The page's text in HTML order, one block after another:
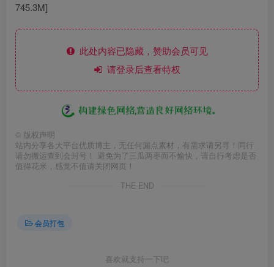
745.3M]
此处内容已隐藏，赞助会员可见
请登录后查看特权
© 版权声明
站内分享各大平台优质博主，无任何漏点素材，有需求请另寻！同行
请勿搬运查到会封号！ 避免为了三瓜两枣而不愉快，请自行考虑是否
值得花米，感觉不值请关闭网页！
THE END
会员打包
喜欢就支持一下吧